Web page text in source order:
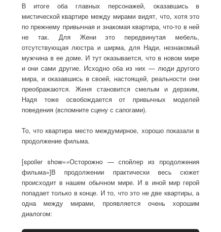
В итоге оба главных персонажей, оказавшись в
мистической квартире между мирами видят, что, хотя это
по прежнему привычная и знакомая квартира, что-то в ней
не так. Для Жени это передвинутая мебель,
отсутствующая люстра и ширма, для Нади, незнакомый
мужчина в ее доме. И тут оказывается, что в новом мире
и они сами другие. Исходно оба из них — люди другого
мира, и оказавшись в своей, настоящей, реальности они
преображаются. Женя становится смелым и дерзким,
Надя тоже освобождается от привычных моделей
поведения (вспомните сцену с сапогами).
То, что квартира место междумирное, хорошо показали в
продолжение фильма.
[spoiler show=»Осторожно — спойлер из продолжения
фильма»]В продолжении практически весь сюжет
происходит в нашем обычном мире. И в иной мир герой
попадает только в конце. И то, что это не две квартиры, а
одна между мирами, проявляется очень хорошим
диалогом: